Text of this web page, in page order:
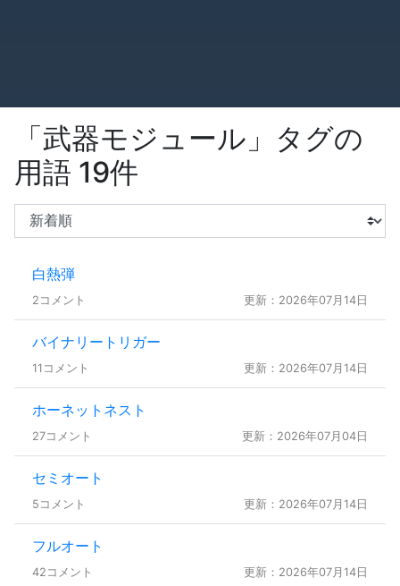
「武器モジュール」タグの
用語 19件
白熱弾
2コメント 更新：2026年07月14日
バイナリートリガー
11コメント 更新：2026年07月14日
ホーネットネスト
27コメント 更新：2026年07月04日
セミオート
5コメント 更新：2026年07月14日
フルオート
42コメント 更新：2026年07月14日